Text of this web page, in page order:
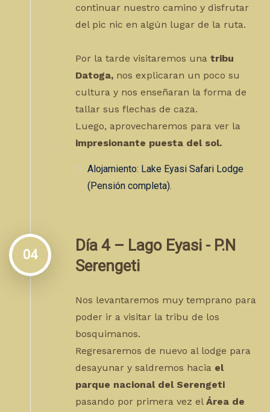
continuar nuestro camino y disfrutar
del pic nic en algún lugar de la ruta.
Por la tarde visitaremos una tribu
Datoga, nos explicaran un poco su
cultura y nos enseñaran la forma de
tallar sus flechas de caza.
Luego, aprovecharemos para ver la
impresionante puesta del sol.
Alojamiento: Lake Eyasi Safari Lodge
(Pensión completa).
04
Día 4 – Lago Eyasi - P.N
Serengeti
Nos levantaremos muy temprano para
poder ir a visitar la tribu de los
bosquimanos.
Regresaremos de nuevo al lodge para
desayunar y saldremos hacia el
parque nacional del Serengeti
pasando por primera vez el Área de